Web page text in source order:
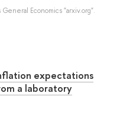
Economics "arxiv.org".
expectations
a laboratory